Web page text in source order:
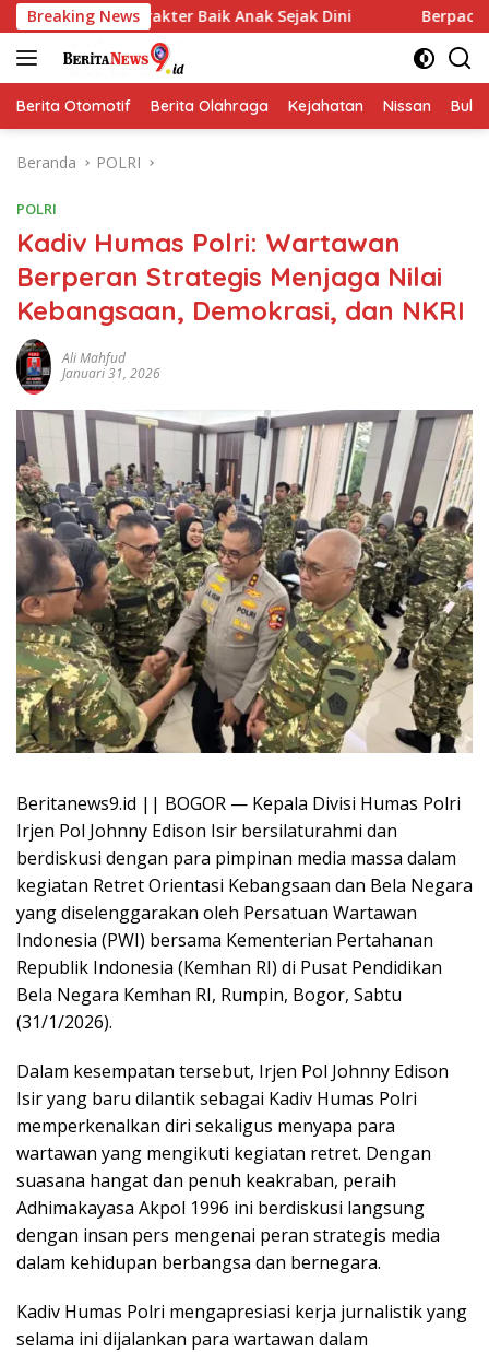
Langsung
ke
konten
Breaking News
Baik Anak Sejak Dini Berpacu dengan Waktu!
Berita Otomotif Berita Olahraga Kejahatan Nissan
Beranda POLRI
POLRI
Kadiv Humas Polri: Wartawan
Berperan Strategis Menjaga Nilai
Kebangsaan, Demokrasi, dan NKRI
Ali Mahfud
Januari 31, 2026
Beritanews9.id || BOGOR — Kepala Divisi Humas Polri
Irjen Pol Johnny Edison Isir bersilaturahmi dan
berdiskusi dengan para pimpinan media massa dalam
kegiatan Retret Orientasi Kebangsaan dan Bela Negara
yang diselenggarakan oleh Persatuan Wartawan
Indonesia (PWI) bersama Kementerian Pertahanan
Republik Indonesia (Kemhan RI) di Pusat Pendidikan
Bela Negara Kemhan RI, Rumpin, Bogor, Sabtu
(31/1/2026).
Dalam kesempatan tersebut, Irjen Pol Johnny Edison
Isir yang baru dilantik sebagai Kadiv Humas Polri
memperkenalkan diri sekaligus menyapa para
wartawan yang mengikuti kegiatan retret. Dengan
suasana hangat dan penuh keakraban, peraih
Adhimakayasa Akpol 1996 ini berdiskusi langsung
dengan insan pers mengenai peran strategis media
dalam kehidupan berbangsa dan bernegara.
Kadiv Humas Polri mengapresiasi kerja jurnalistik yang
selama ini dijalankan para wartawan dalam